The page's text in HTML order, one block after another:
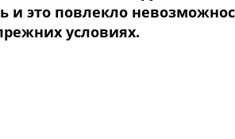
и это повлекло
условиях.